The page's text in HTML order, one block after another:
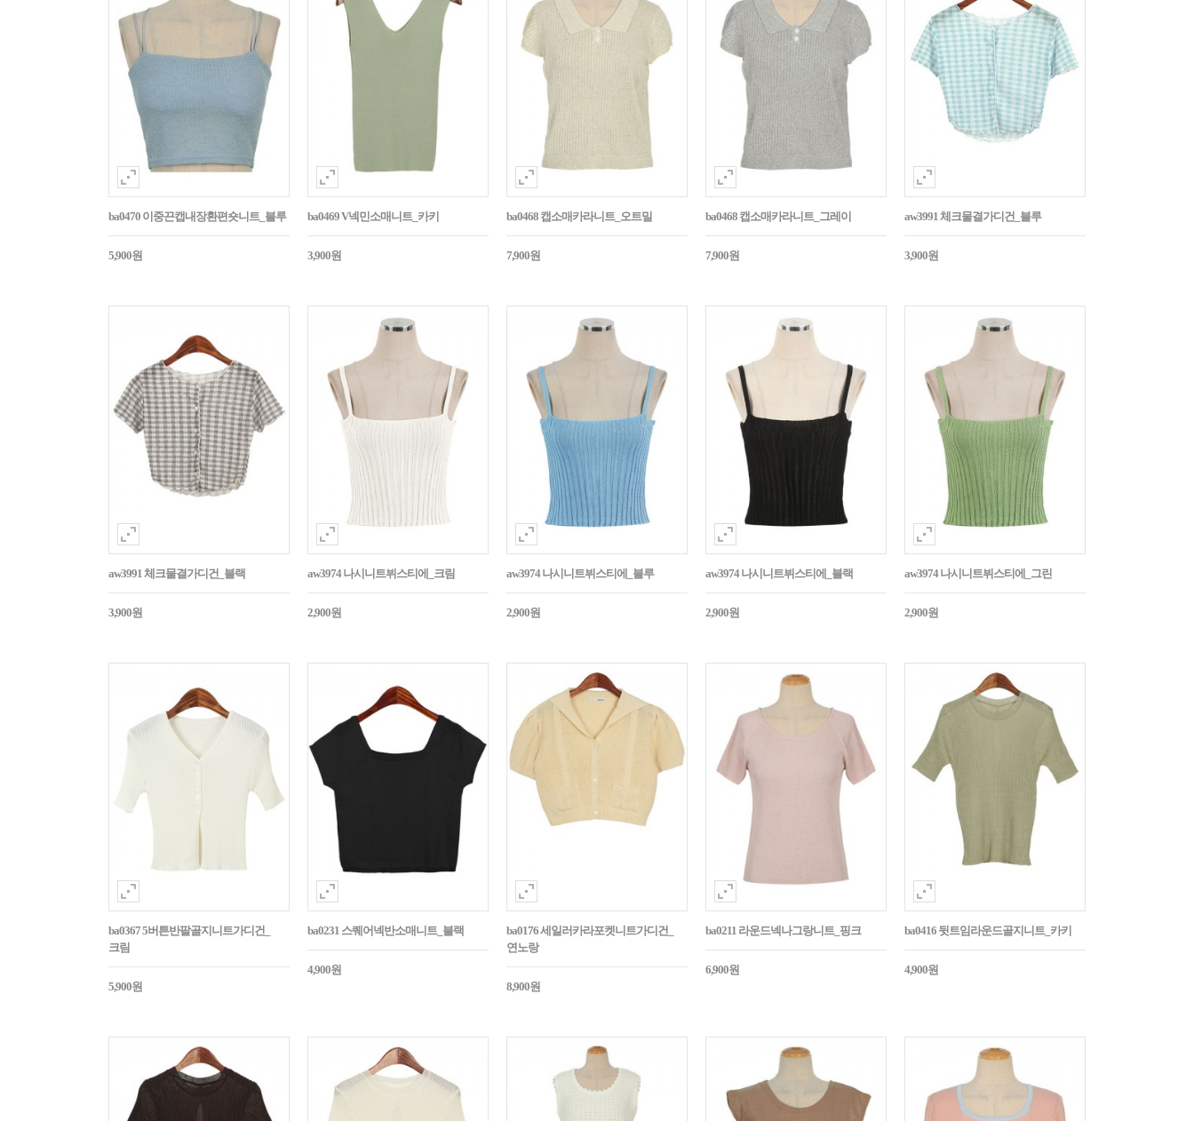
ba0470 이중끈캡내장환편숏니트_블루
5,900원
ba0469 V넥민소매니트_카키
3,900원
ba0468 캡소매카라니트_오트밀
7,900원
ba0468 캡소매카라니트_그레이
7,900원
aw3991 체크물결가디건_블루
3,900원
aw3991 체크물결가디건_블랙
3,900원
aw3974 나시니트뷔스티에_크림
2,900원
aw3974 나시니트뷔스티에_블루
2,900원
aw3974 나시니트뷔스티에_블랙
2,900원
aw3974 나시니트뷔스티에_그린
2,900원
ba0367 5버튼반팔골지니트가디건_
크림
5,900원
ba0231 스퀘어넥반소매니트_블랙
4,900원
ba0176 세일러카라포켓니트가디건_
연노랑
8,900원
ba0211 라운드넥나그랑니트_핑크
6,900원
ba0416 뒷트임라운드골지니트_카키
4,900원